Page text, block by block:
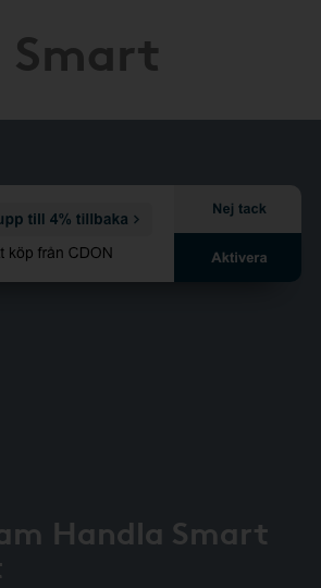
Smart
Handla Smart